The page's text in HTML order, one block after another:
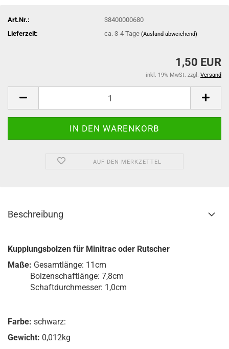
Art.Nr.:
38400000680
Lieferzeit:
ca. 3-4 Tage(Ausland abweichend)
1,50 EUR
inkl. 19% MwSt. zzgl. Versand
AUF DEN MERKZETTEL
Beschreibung
Kupplungsbolzen für Minitrac oder Rutscher
Maße: Gesamtlänge: 11cm
Bolzenschaftlänge: 7,8cm
Schaftdurchmesser: 1,0cm
Farbe: schwarz:
Gewicht: 0,012kg